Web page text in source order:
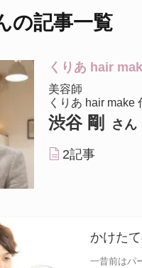
の記事一覧
くりあ hair
美容師
くりあ hair make
渋谷 剛 さん
2記事
かけた
一昔前はパ